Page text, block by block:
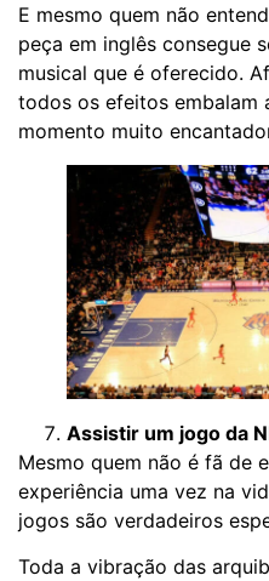
E mesmo quem não
peça em inglês consegue
musical que é oferecido.
todos os efeitos embalam
momento muito
Assistir um jogo da
Mesmo quem não é fã de
experiência uma vez na
jogos são verdadeiros
Toda a vibração das